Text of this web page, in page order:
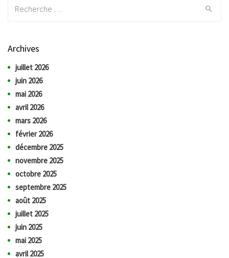
Archives
juillet 2026
juin 2026
mai 2026
avril 2026
mars 2026
février 2026
décembre 2025
novembre 2025
octobre 2025
septembre 2025
août 2025
juillet 2025
juin 2025
mai 2025
avril 2025